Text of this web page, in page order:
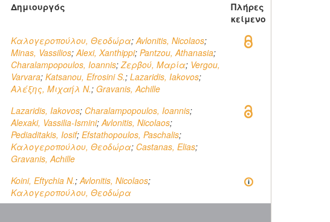
Δημιουργός
Πλήρες
κείμενο
Καλογεροπούλου, Θεοδώρα;Avlonitis, Nicolaos;
Minas, Vassilios;Alexi, Xanthippi; Pantzou, Athanasia;
Charalampopoulos, Ioannis;Ζερβού, Μαρία; Vergou,
Varvara; Katsanou, Efrosini S.; Lazaridis, Iakovos;
Αλέξης, Μιχαήλ Ν.; Gravanis, Achille
Lazaridis, Iakovos; Charalampopoulos, Ioannis;
Alexaki, Vassilia-Ismini;Avlonitis, Nicolaos;
Pediaditakis, Iosif; Efstathopoulos, Paschalis;
Καλογεροπούλου, Θεοδώρα; Castanas, Elias;
Gravanis, Achille
Koini, Eftychia N.;Avlonitis, Nicolaos;
Καλογεροπούλου, Θεοδώρα